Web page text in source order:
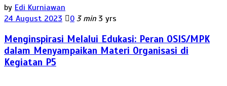
by Edi Kurniawan
24 August 2023
0 3 min 3 yrs
Menginspirasi Melalui Edukasi: Peran OSIS/MPK
dalam Menyampaikan Materi Organisasi di
Kegiatan P5